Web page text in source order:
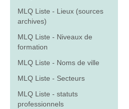
MLQ Liste - Lieux (sources
archives)
MLQ Liste - Niveaux de
formation
MLQ Liste - Noms de ville
MLQ Liste - Secteurs
MLQ Liste - statuts
professionnels